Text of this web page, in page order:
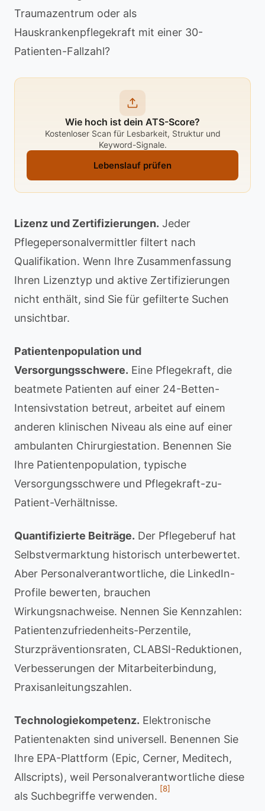
Traumazentrum oder als
Hauskrankenpflegekraft mit einer 30-
Patienten-Fallzahl?
Wie hoch ist dein ATS-Score?
Kostenloser Scan für Lesbarkeit, Struktur und
Keyword-Signale.
Lebenslauf prüfen
Lizenz und Zertifizierungen. Jeder
Pflegepersonalvermittler filtert nach
Qualifikation. Wenn Ihre Zusammenfassung
Ihren Lizenztyp und aktive Zertifizierungen
nicht enthält, sind Sie für gefilterte Suchen
unsichtbar.
Patientenpopulation und
Versorgungsschwere. Eine Pflegekraft, die
beatmete Patienten auf einer 24-Betten-
Intensivstation betreut, arbeitet auf einem
anderen klinischen Niveau als eine auf einer
ambulanten Chirurgiestation. Benennen Sie
Ihre Patientenpopulation, typische
Versorgungsschwere und Pflegekraft-zu-
Patient-Verhältnisse.
Quantifizierte Beiträge. Der Pflegeberuf hat
Selbstvermarktung historisch unterbewertet.
Aber Personalverantwortliche, die LinkedIn-
Profile bewerten, brauchen
Wirkungsnachweise. Nennen Sie Kennzahlen:
Patientenzufriedenheits-Perzentile,
Sturzpräventionsraten, CLABSI-Reduktionen,
Verbesserungen der Mitarbeiterbindung,
Praxisanleitungszahlen.
Technologiekompetenz. Elektronische
Patientenakten sind universell. Benennen Sie
Ihre EPA-Plattform (Epic, Cerner, Meditech,
Allscripts), weil Personalverantwortliche diese
als Suchbegriffe verwenden.
[8]